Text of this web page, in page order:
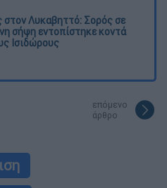
στον Λυκαβηττό: Σορός σε
σήψη εντοπίστηκε κοντά
Ισιδώρους
επόμενο
άρθρο